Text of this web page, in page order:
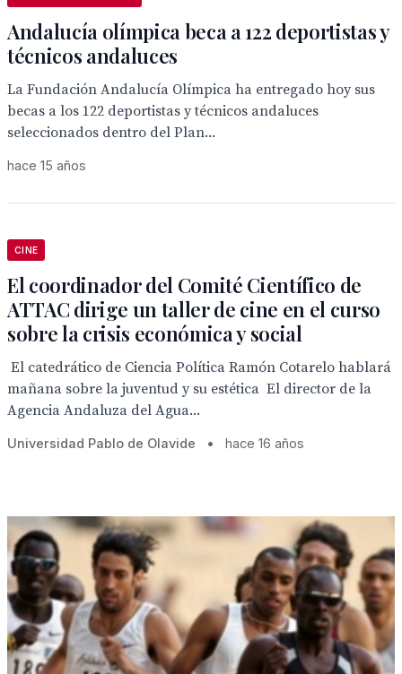
Andalucía olímpica beca a 122 deportistas y
técnicos andaluces
La Fundación Andalucía Olímpica ha entregado hoy sus
becas a los 122 deportistas y técnicos andaluces
seleccionados dentro del Plan...
hace 15 años
CINE
El coordinador del Comité Científico de
ATTAC dirige un taller de cine en el curso
sobre la crisis económica y social
 El catedrático de Ciencia Política Ramón Cotarelo hablará
mañana sobre la juventud y su estética  El director de la
Agencia Andaluza del Agua...
Universidad Pablo de Olavide • hace 16 años